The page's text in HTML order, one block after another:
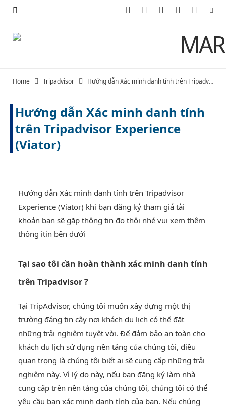
o
o
t
t
)
g
r
r
e
u
b
Home Tripadvisor Hướng dẫn Xác minh danh tính trên Tripadvisor Experience (Viator)
Hướng dẫn Xác minh danh tính
trên Tripadvisor Experience
(Viator)
Hướng dẫn Xác minh danh tính trên Tripadvisor
Experience (Viator) khi bạn đăng ký tham giá tài
khoản bạn sẽ gặp thông tin đo thôi nhé vui xem thêm
thông itin bên dưới
Tại sao tôi cần hoàn thành xác minh danh tính
trên Tripadvisor ?
Tại TripAdvisor, chúng tôi muốn xây dựng một thị
trường đáng tin cậy nơi khách du lịch có thể đặt
những trải nghiệm tuyệt vời. Để đảm bảo an toàn cho
khách du lịch sử dụng nền tảng của chúng tôi, điều
quan trọng là chúng tôi biết ai sẽ cung cấp những trải
nghiệm này. Vì lý do này, nếu bạn đăng ký làm nhà
cung cấp trên nền tảng của chúng tôi, chúng tôi có thể
yêu cầu bạn xác minh danh tính của bạn. Nếu chúng